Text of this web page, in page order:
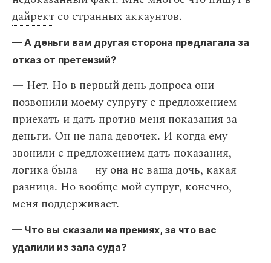
дайрект со странных аккаунтов.
— А деньги вам другая сторона предлагала за
отказ от претензий?
— Нет. Но в первый день допроса они
позвонили моему супругу с предложением
приехать и дать против меня показания за
деньги. Он не папа девочек. И когда ему
звонили с предложением дать показания,
логика была — ну она не ваша дочь, какая
разница. Но вообще мой супруг, конечно,
меня поддерживает.
— Что вы сказали на прениях, за что вас
удалили из зала суда?